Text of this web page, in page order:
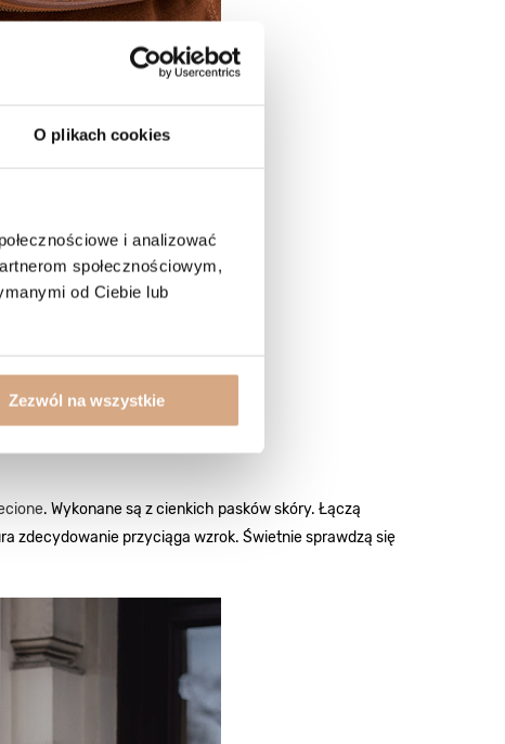
O plikach cookies
i analizować
społecznościowym,
od Ciebie lub
Zezwól na wszystkie
. Wykonane są z cienkich pasków skóry. Łączą
zdecydowanie przyciąga wzrok. Świetnie sprawdzą się